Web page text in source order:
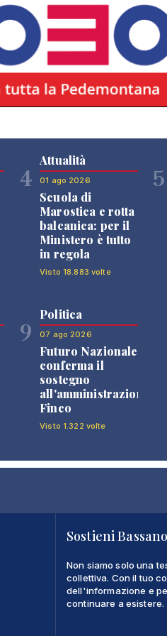
4
Attualità
01 ago 2026
Scuola di
Marostica e rotta
balcanica: per il
Ministero è tutto
in regola
Visto 18.883 volte
5
9
Politica
07 ago 2026
Futuro Nazionale
conferma il
sostegno
all'amministrazione
Finco
Visto 1.322 volte
Sostieni
Non siamo solo una
collettiva. Con il tuo
dell'informazione e
continuare a esistere.